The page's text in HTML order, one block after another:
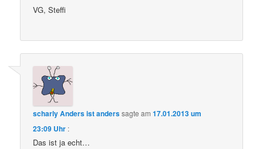
VG, Steffi
scharly Anders ist anderssagte am17.01.2013 um
23:09 Uhr :
Das ist ja echt…